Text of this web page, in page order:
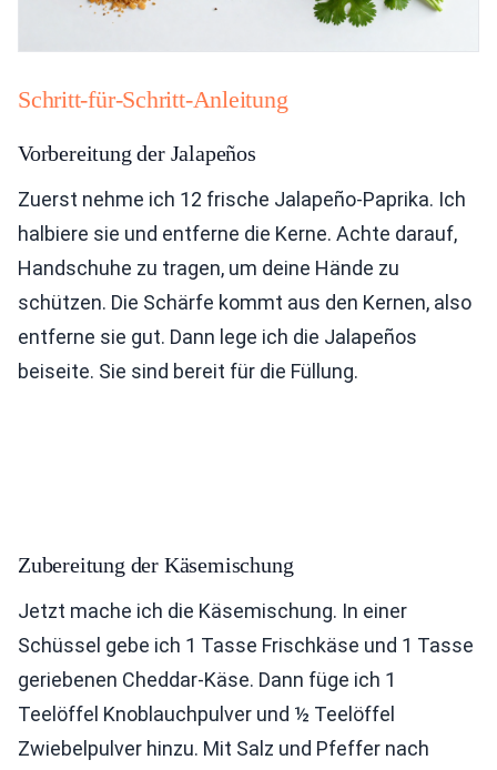
Schritt-für-Schritt-Anleitung
Vorbereitung der Jalapeños
Zuerst nehme ich 12 frische Jalapeño-Paprika. Ich
halbiere sie und entferne die Kerne. Achte darauf,
Handschuhe zu tragen, um deine Hände zu
schützen. Die Schärfe kommt aus den Kernen, also
entferne sie gut. Dann lege ich die Jalapeños
beiseite. Sie sind bereit für die Füllung.
Zubereitung der Käsemischung
Jetzt mache ich die Käsemischung. In einer
Schüssel gebe ich 1 Tasse Frischkäse und 1 Tasse
geriebenen Cheddar-Käse. Dann füge ich 1
Teelöffel Knoblauchpulver und ½ Teelöffel
Zwiebelpulver hinzu. Mit Salz und Pfeffer nach